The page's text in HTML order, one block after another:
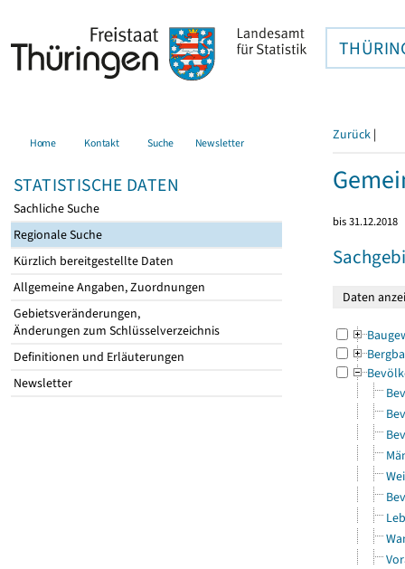
Home Kontakt Suche Newsletter
STATISTISCHE DATEN
Sachliche Suche
Regionale Suche
Kürzlich bereitgestellte Daten
Allgemeine Angaben, Zuordnungen
Gebietsveränderungen,
Änderungen zum Schlüsselverzeichnis
Definitionen und Erläuterungen
Newsletter
Zurück |
bis 31.12.2018